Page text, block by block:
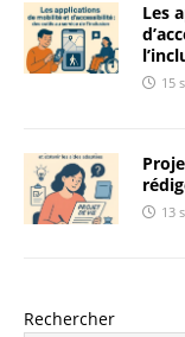
Les
15
13
Rechercher